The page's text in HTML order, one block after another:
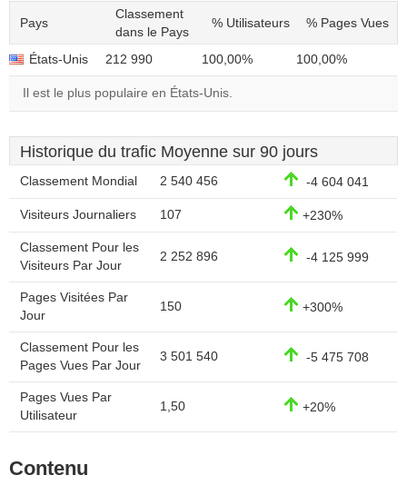
Pays
Classement
dans le Pays
% Utilisateurs % Pages Vues
États-Unis 212 990 100,00% 100,00%
Il est le plus populaire en États-Unis.
Historique du trafic Moyenne sur 90 jours
Classement Mondial 2 540 456 -4 604 041
Visiteurs Journaliers 107 +230%
Classement Pour les
Visiteurs Par Jour
2 252 896 -4 125 999
Pages Visitées Par
Jour
150 +300%
Classement Pour les
Pages Vues Par Jour
3 501 540 -5 475 708
Pages Vues Par
Utilisateur
1,50 +20%
Contenu